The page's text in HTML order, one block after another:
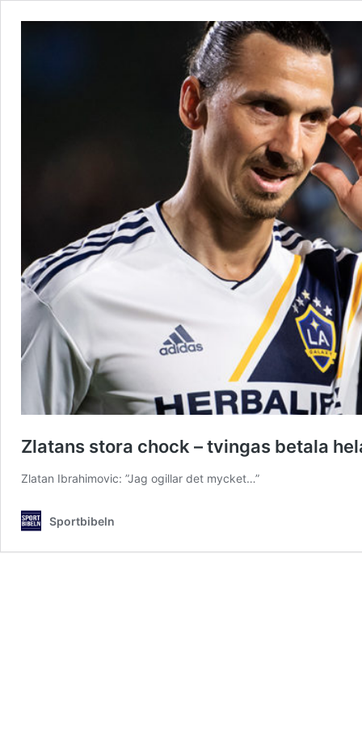
Zlatans stora chock – tvingas betala
Zlatan Ibrahimovic: ”Jag ogillar det mycket…”
Sportbibeln